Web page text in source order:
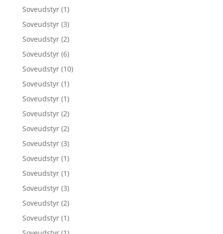
Soveudstyr (1)
Soveudstyr (3)
Soveudstyr (2)
Soveudstyr (6)
Soveudstyr (10)
Soveudstyr (1)
Soveudstyr (1)
Soveudstyr (2)
Soveudstyr (2)
Soveudstyr (3)
Soveudstyr (1)
Soveudstyr (1)
Soveudstyr (3)
Soveudstyr (2)
Soveudstyr (1)